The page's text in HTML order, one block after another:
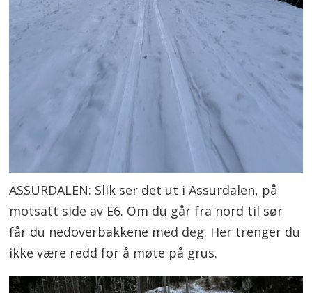
ASSURDALEN: Slik ser det ut i Assurdalen, på
motsatt side av E6. Om du går fra nord til sør
får du nedoverbakkene med deg. Her trenger du
ikke være redd for å møte på grus.